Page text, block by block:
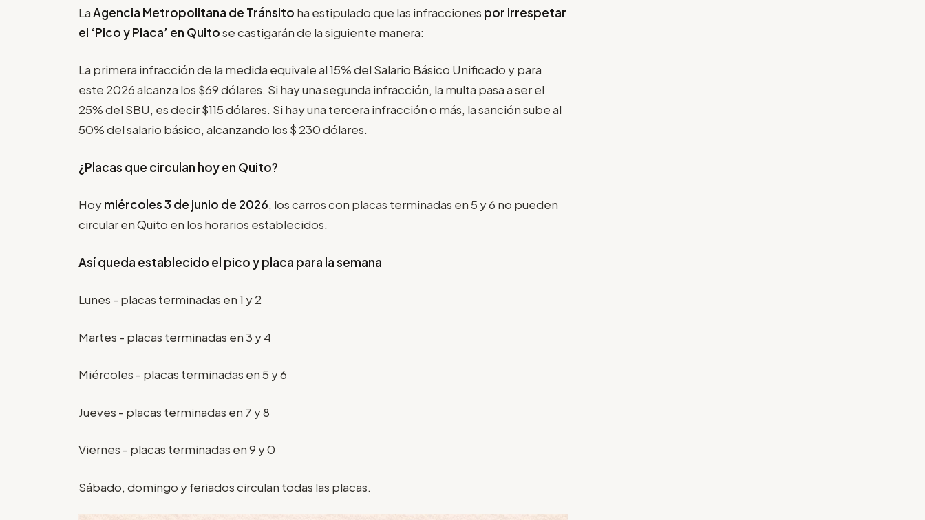
LaAgencia Metropolitana de Tránsito ha estipulado que las infracciones por irrespetar
el ‘Pico y Placa’ en Quitose castigarán de la siguiente manera:
La primera infracción de la medida equivale al 15% del Salario Básico Unificado y para
este 2026 alcanza los $69 dólares. Si hay una segunda infracción, la multa pasa a ser el
25% del SBU, es decir $115 dólares. Si hay una tercera infracción o más, la sanción sube al
50% del salario básico, alcanzando los $ 230 dólares.
¿Placas que circulan hoy en Quito?
Hoymiércoles 3 de junio de 2026, los carros con placas terminadas en 5 y 6 no pueden
circular en Quito en los horarios establecidos.
Así queda establecido el pico y placa para la semana
Lunes - placas terminadas en 1 y 2
Martes - placas terminadas en 3 y 4
Miércoles - placas terminadas en 5 y 6
Jueves - placas terminadas en 7 y 8
Viernes - placas terminadas en 9 y 0
Sábado, domingo y feriados circulan todas las placas.